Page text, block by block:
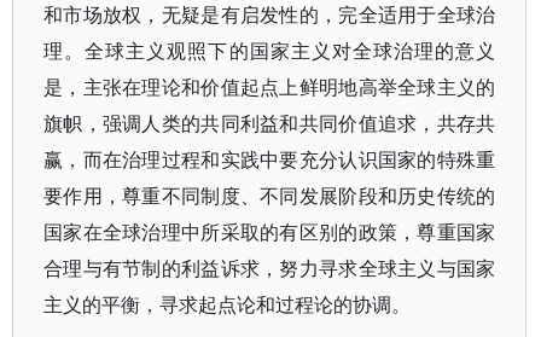
和市场放权，无疑是有启发性的，完全适用于全球治
理。全球主义观照下的国家主义对全球治理的意义
是，主张在理论和价值起点上鲜明地高举全球主义的
旗帜，强调人类的共同利益和共同价值追求，共存共
赢，而在治理过程和实践中要充分认识国家的特殊重
要作用，尊重不同制度、不同发展阶段和历史传统的
国家在全球治理中所采取的有区别的政策，尊重国家
合理与有节制的利益诉求，努力寻求全球主义与国家
主义的平衡，寻求起点论和过程论的协调。